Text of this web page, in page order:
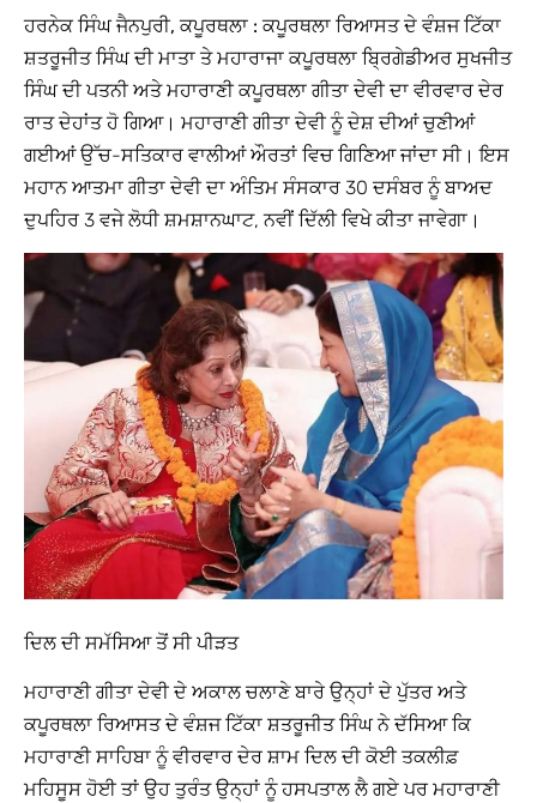
ਹਰਨੇਕ ਸਿੰਘ ਜੈਨਪੁਰੀ, ਕਪੂਰਥਲਾ : ਕਪੂਰਥਲਾ ਰਿਆਸਤ ਦੇ ਵੰਸ਼ਜ ਟਿੱਕਾ
ਸ਼ਤਰੂਜੀਤ ਸਿੰਘ ਦੀ ਮਾਤਾ ਤੇ ਮਹਾਰਾਜਾ ਕਪੂਰਥਲਾ ਬ੍ਰਿਗੇਡੀਅਰ ਸੁਖਜੀਤ
ਸਿੰਘ ਦੀ ਪਤਨੀ ਅਤੇ ਮਹਾਰਾਣੀ ਕਪੂਰਥਲਾ ਗੀਤਾ ਦੇਵੀ ਦਾ ਵੀਰਵਾਰ ਦੇਰ
ਰਾਤ ਦੇਹਾਂਤ ਹੋ ਗਿਆ। ਮਹਾਰਾਣੀ ਗੀਤਾ ਦੇਵੀ ਨੂੰ ਦੇਸ਼ ਦੀਆਂ ਚੁਣੀਆਂ
ਗਈਆਂ ਉੱਚ-ਸਤਿਕਾਰ ਵਾਲੀਆਂ ਔਰਤਾਂ ਵਿਚ ਗਿਣਿਆ ਜਾਂਦਾ ਸੀ। ਇਸ
ਮਹਾਨ ਆਤਮਾ ਗੀਤਾ ਦੇਵੀ ਦਾ ਅੰਤਿਮ ਸੰਸਕਾਰ 30 ਦਸੰਬਰ ਨੂੰ ਬਾਅਦ
ਦੁਪਹਿਰ 3 ਵਜੇ ਲੋਧੀ ਸ਼ਮਸ਼ਾਨਘਾਟ, ਨਵੀਂ ਦਿੱਲੀ ਵਿਖੇ ਕੀਤਾ ਜਾਵੇਗਾ।
ਦਿਲ ਦੀ ਸਮੱਸਿਆ ਤੋਂ ਸੀ ਪੀੜਤ
ਮਹਾਰਾਣੀ ਗੀਤਾ ਦੇਵੀ ਦੇ ਅਕਾਲ ਚਲਾਣੇ ਬਾਰੇ ਉਨ੍ਹਾਂ ਦੇ ਪੁੱਤਰ ਅਤੇ
ਕਪੂਰਥਲਾ ਰਿਆਸਤ ਦੇ ਵੰਸ਼ਜ ਟਿੱਕਾ ਸ਼ਤਰੂਜੀਤ ਸਿੰਘ ਨੇ ਦੱਸਿਆ ਕਿ
ਮਹਾਰਾਣੀ ਸਾਹਿਬਾ ਨੂੰ ਵੀਰਵਾਰ ਦੇਰ ਸ਼ਾਮ ਦਿਲ ਦੀ ਕੋਈ ਤਕਲੀਫ਼
ਮਹਿਸੂਸ ਹੋਈ ਤਾਂ ਉਹ ਤੁਰੰਤ ਉਨ੍ਹਾਂ ਨੂੰ ਹਸਪਤਾਲ ਲੈ ਗਏ ਪਰ ਮਹਾਰਾਣੀ